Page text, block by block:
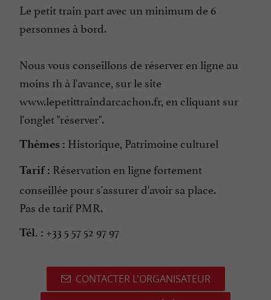
Le petit train part avec un minimum de 6
personnes à bord.
Nous vous conseillons de réserver en ligne au
moins 1h à l'avance, sur le site
www.lepetittraindarcachon.fr, en cliquant sur
l'onglet "réserver".
Thèmes : Historique, Patrimoine culturel
Tarif : Réservation en ligne fortement
conseillée pour s'assurer d'avoir sa place.
Pas de tarif PMR.
Tél. : +33 5 57 52 97 97
CONTACTER L'ORGANISATEUR